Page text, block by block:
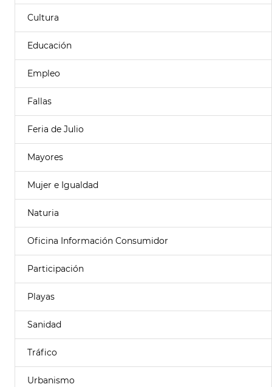
Cultura
Educación
Empleo
Fallas
Feria de Julio
Mayores
Mujer e Igualdad
Naturia
Oficina Información Consumidor
Participación
Playas
Sanidad
Tráfico
Urbanismo